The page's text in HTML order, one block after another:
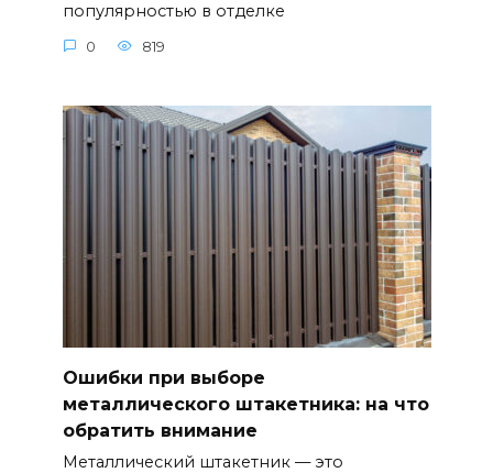
популярностью в отделке
0 819
Ошибки при выборе
металлического штакетника: на что
обратить внимание
Металлический штакетник — это